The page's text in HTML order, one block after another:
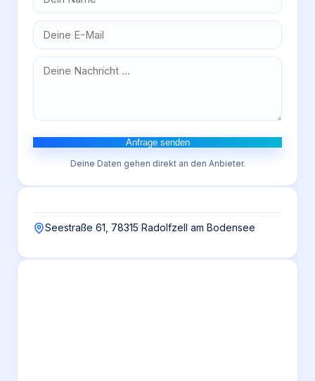
Anfrage senden
Deine Daten gehen direkt an den Anbieter.
Seestraße 61, 78315 Radolfzell am Bodensee